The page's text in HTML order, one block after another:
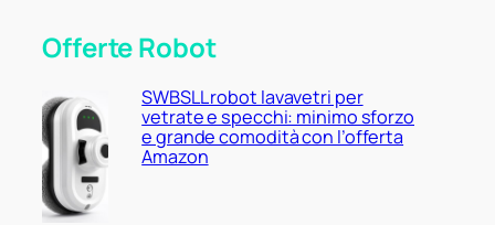
Offerte Robot
SWBSLL robot lavavetri per
vetrate e specchi: minimo sforzo
e grande comodità con l’offerta
Amazon